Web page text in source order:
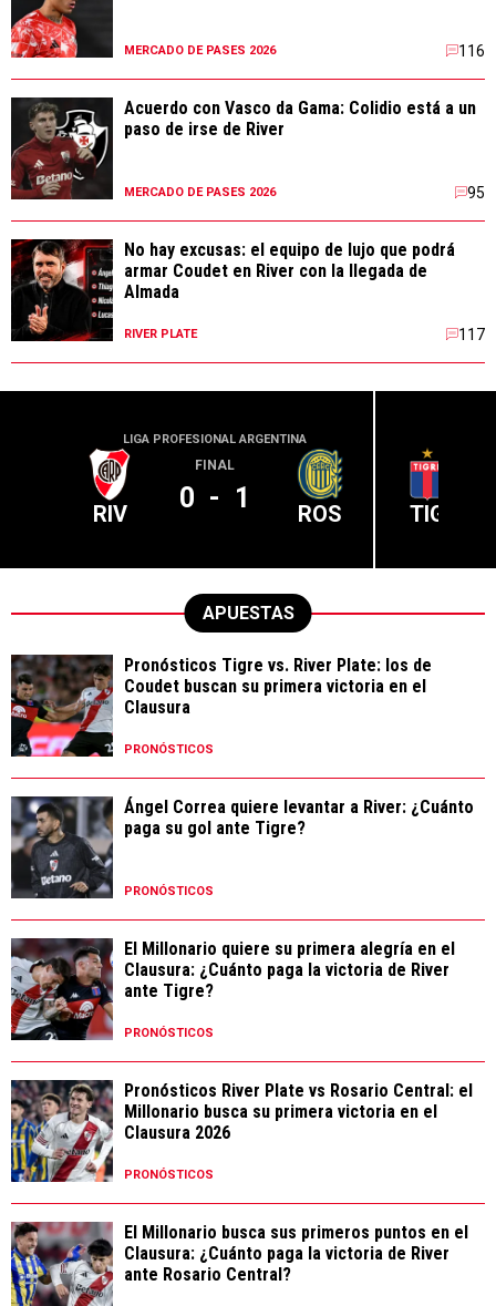
MERCADO DE PASES 2026 116
Acuerdo con Vasco da Gama: Colidio está a un
paso de irse de River
MERCADO DE PASES 2026 95
No hay excusas: el equipo de lujo que podrá
armar Coudet en River con la llegada de
Almada
RIVER PLATE 117
LIGA PROFESIONAL ARGENTINA
RIV
FINAL
0 - 1 ROS TIG
APUESTAS
Pronósticos Tigre vs. River Plate: los de
Coudet buscan su primera victoria en el
Clausura
PRONÓSTICOS
Ángel Correa quiere levantar a River: ¿Cuánto
paga su gol ante Tigre?
PRONÓSTICOS
El Millonario quiere su primera alegría en el
Clausura: ¿Cuánto paga la victoria de River
ante Tigre?
PRONÓSTICOS
Pronósticos River Plate vs Rosario Central: el
Millonario busca su primera victoria en el
Clausura 2026
PRONÓSTICOS
El Millonario busca sus primeros puntos en el
Clausura: ¿Cuánto paga la victoria de River
ante Rosario Central?